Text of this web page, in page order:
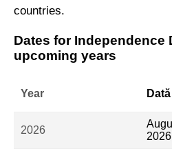
countries.
Dates for Independence
upcoming years
Year Dată
2026
2026